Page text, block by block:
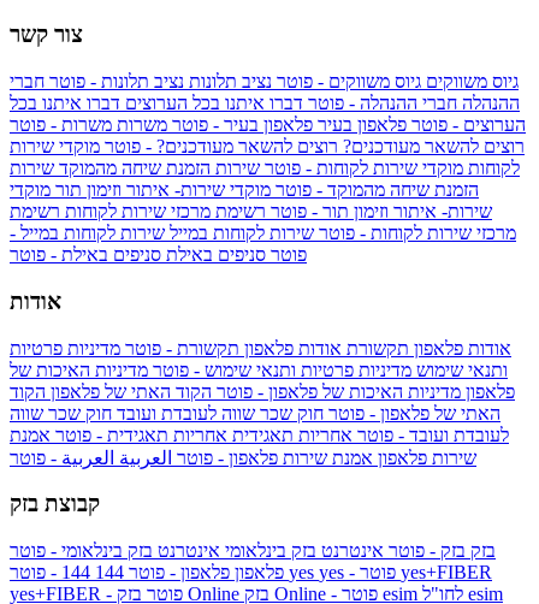
צור קשר
גיוס משווקים גיוס משווקים - פוטר נציב תלונות נציב תלונות - פוטר חברי
ההנהלה חברי ההנהלה - פוטר דברו איתנו בכל הערוצים דברו איתנו בכל
הערוצים - פוטר פלאפון בעיר פלאפון בעיר - פוטר משרות משרות - פוטר
רוצים להשאר מעודכנים? רוצים להשאר מעודכנים? - פוטר מוקדי שירות
לקוחות מוקדי שירות לקוחות - פוטר שירות הזמנת שיחה מהמוקד שירות
הזמנת שיחה מהמוקד - פוטר מוקדי שירות- איתור וזימון תור מוקדי
שירות- איתור וזימון תור - פוטר רשימת מרכזי שירות לקוחות רשימת
מרכזי שירות לקוחות - פוטר שירות לקוחות במייל שירות לקוחות במייל -
פוטר סניפים באילת סניפים באילת - פוטר
אודות
אודות פלאפון תקשורת אודות פלאפון תקשורת - פוטר מדיניות פרטיות
ותנאי שימוש מדיניות פרטיות ותנאי שימוש - פוטר מדיניות האיכות של
פלאפון מדיניות האיכות של פלאפון - פוטר הקוד האתי של פלאפון הקוד
האתי של פלאפון - פוטר חוק שכר שווה לעובדת ועובד חוק שכר שווה
לעובדת ועובד - פוטר אחריות תאגידית אחריות תאגידית - פוטר אמנת
שירות פלאפון אמנת שירות פלאפון - פוטר العربية العربية - פוטר
קבוצת בזק
בזק בזק - פוטר אינטרנט בזק בינלאומי אינטרנט בזק בינלאומי - פוטר
פלאפון פלאפון - פוטר 144 yes
yes+FIBER
yes+FIBER - פוטר בזק Online esim